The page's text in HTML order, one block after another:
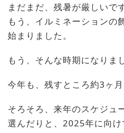
まだまだ、残暑が厳しいで
もう、イルミネーションの
始まりました。
もう、そんな時期になりま
今年も、残すところ約3ヶ月
そろそろ、来年のスケジュ
選んだりと、2025年に向け